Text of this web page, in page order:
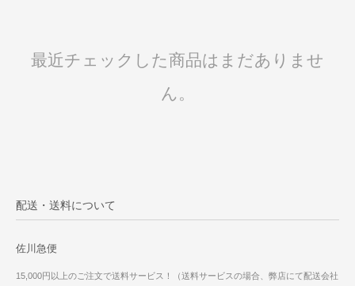
最近チェックした商品はまだありませ
ん。
配送・送料について
佐川急便
15,000円以上のご注文で送料サービス！（送料サービスの場合、弊店にて配送会社